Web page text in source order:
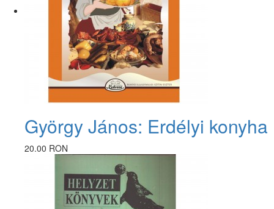
György János: Erdélyi konyha
20.00 RON